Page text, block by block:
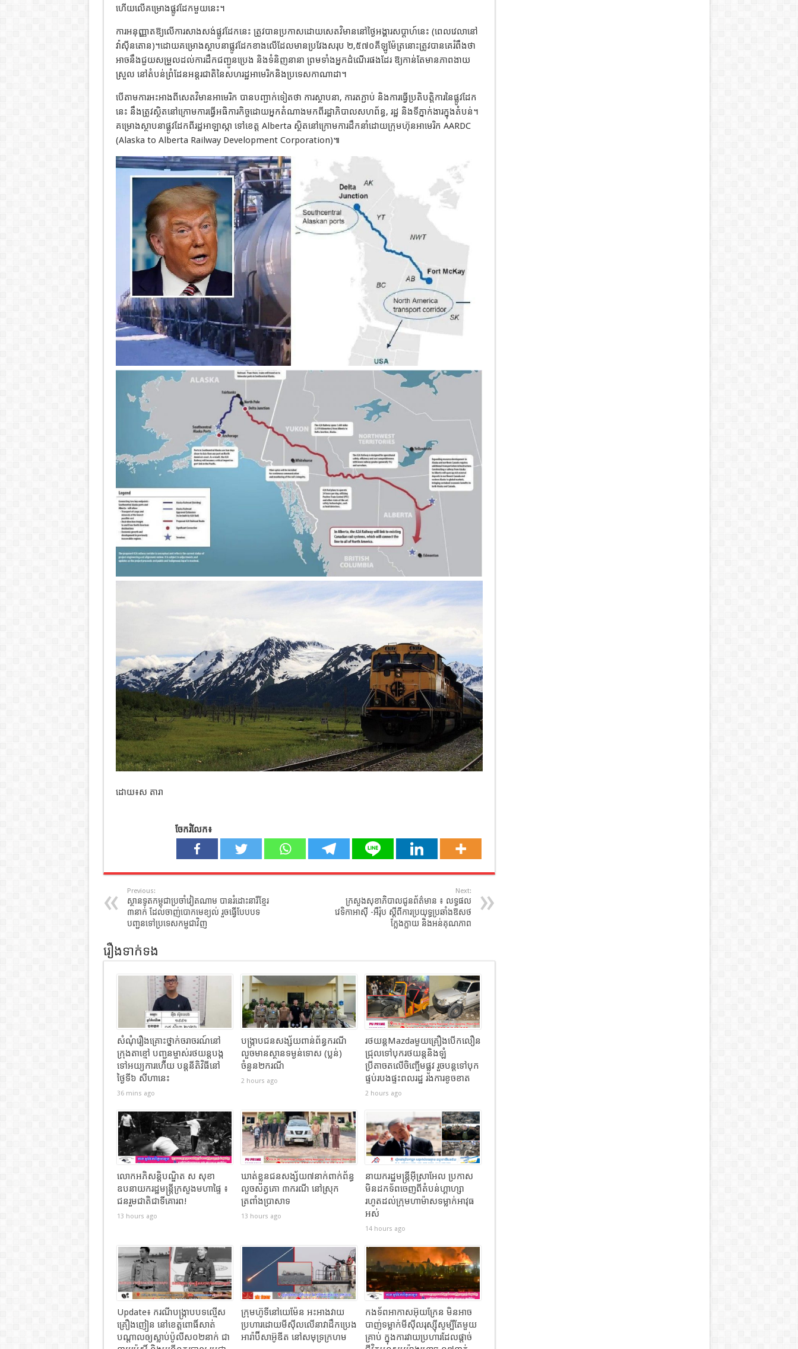
ហើយលើគម្រោងផ្លូវដែកមួយនេះ។
ការអនុញ្ញាតឱ្យលើការសាងសង់ផ្លូវដែកនេះ ត្រូវបានប្រកាសដោយសេតវិមាននៅថ្ងៃអង្គារសប្ដាហ៍នេះ (ពេលវេលានៅ
វ៉ាស៊ីនតោន)។ដោយគម្រោងស្ថាបនាផ្លូវដែកខាងលើដែលមានប្រវែងសរុប ២,៥៧០គីឡូម៉ែត្រនោះត្រូវបានគេរំពឹងថា
អាចនឹងជួយសម្រួលដល់ការដឹកជញ្ជូនប្រេង និងទំនិញនានា ព្រមទាំងអ្នកដំណើរផងដែរ ឱ្យកាន់តែមានភាពងាយ
ស្រួល នៅតំបន់ព្រំដែនអន្តរជាតិនៃសហរដ្ឋអាមេរិកនិងប្រទេសកាណាដា។
បើតាមការអះអាងពីសេតវិមានអាមេរិក បានបញ្ជាក់ទៀតថា ការស្ថាបនា, ការតភ្ជាប់ និងការធ្វើប្រតិបត្តិការនៃផ្លូវដែក
នេះ នឹងត្រូវស្ថិតនៅក្រោមការធ្វើអធិការកិច្ចដោយអ្នកតំណាងមកពីរដ្ឋាភិបាលសហព័ន្ធ, រដ្ឋ និងទីភ្នាក់ងារក្នុងតំបន់។
គម្រោងស្ថាបនាផ្លូវដែកពីរដ្ឋអាឡាស្កា ទៅខេត្ត Alberta ស្ថិតនៅក្រោមការដឹកនាំដោយក្រុមហ៊ុនអាមេរិក AARDC
(Alaska to Alberta Railway Development Corporation)៕
ដោយ៖ស តារា
ចែករំលែក៖
Previous:
ស្ថានទូតកម្ពុជាប្រចាំវៀតណាម បានរំដោះនារីខ្មែរ
៣នាក់ ដែលចាញ់បោកមេខ្យល់ រួចធ្វើបែបបទ
បញ្ជូនទៅប្រទេសកម្ពុជាវិញ
Next:
ក្រសួងសុខាភិបាលជូនព័ត៌មាន ៖ លទ្ធផល
វេទិកាអាស៊ី -អឺរ៉ុប ស្តីពីការប្រយុទ្ធប្រឆាំងឱសថ
ក្លែងក្លាយ និងអន់គុណភាព
រឿងទាក់ទង
សំណុំរឿងគ្រោះថ្នាក់ចរាចរណ៍នៅ
ក្រុងតាខ្មៅ បញ្ជូនម្ចាស់រថយន្តបង្ក
ទៅអយ្យការហើយ បន្តនីតិវិធីនៅ
ថ្ងៃទី៦ សីហានេះ
36 mins ago
បង្ក្រាបជនសង្ស័យពាន់ព័ន្ធករណី
លួចមានស្ថានទម្ងន់ទោស (ប្លន់)
ចំនួន២ករណី
2 hours ago
រថយន្តMazdaមួយគ្រឿងបើកលឿន
ជ្រុលទៅបុករថយន្តនិងឡំ
ប្រីតាចតលើចិញ្ចើមផ្លូវ រួចបន្តទៅបុក
ផ្ទប់របងផ្ទះពលរដ្ឋ​ រងការខូចខាត
2 hours ago
លោកអភិសន្តិបណ្ឌិត ស សុខា
ឧបនាយករដ្ឋមន្រ្តីក្រសួងមហាផ្ទៃ ៖
ជនរួមជាតិជាទីគោរព!
13 hours ago
ឃាត់ខ្លួនជនសង្ស័យ៧នាក់ពាក់ព័ន្ធ
លួចសត្វគោ ៣ករណី នៅស្រុក
ត្រពាំងប្រាសាទ
13 hours ago
នាយករដ្ឋមន្ត្រីអ៊ីស្រាអែល ប្រកាស
មិនដកទ័ពចេញពីតំបន់ហ្គាហ្សា
រហូតដល់ក្រុមហាម៉ាសទម្លាក់អាវុធ
អស់
14 hours ago
Update៖ ករណីបង្ក្រាបបទល្មើស
គ្រឿងញៀន នៅខេត្តពោធិ៍សាត់
បណ្តាលឲ្យស្លាប់ប៉ូលីស០២នាក់ ជា
ក្រុមហ៊ូទីនៅយេម៉ែន អះអាងវាយ
ប្រហារដោយមីស៊ីលលើនាវាដឹកប្រេង
អារ៉ាប៊ីសាអ៊ូឌីត នៅសមុទ្រក្រហម
កងទ័ពអាកាសអ៊ុយក្រែន មិនអាច
បាញ់ទម្លាក់មីស៊ីលរុស្ស៊ីសូម្បីតែមួយ
គ្រាប់ ក្នុងការវាយប្រហារដែលផ្តាច់